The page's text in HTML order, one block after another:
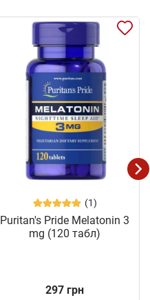
(1)
Puritan's Pride Melatonin 3
mg (120 табл)
297 грн